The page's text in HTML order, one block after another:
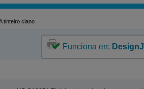
tinteiro ciano
Funciona en: